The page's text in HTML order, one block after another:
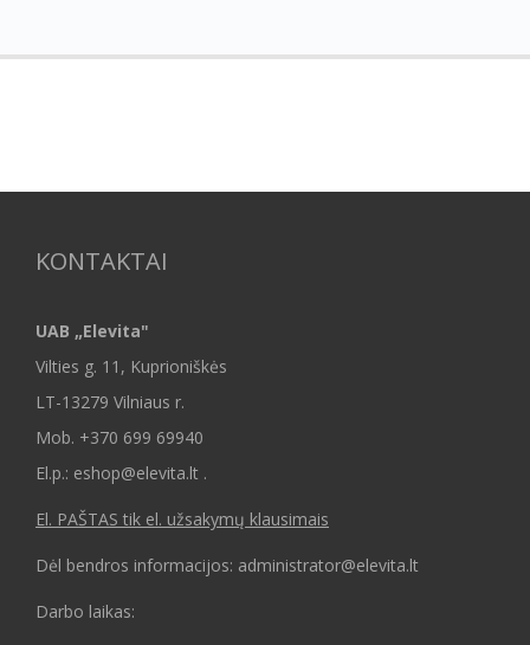
KONTAKTAI
UAB „Elevita"
Vilties g. 11, Kuprioniškės
LT-13279 Vilniaus r.
Mob. +370 699 69940
El.p.: eshop@elevita.lt .
El. PAŠTAS tik el. užsakymų klausimais
Dėl bendros informacijos: administrator@elevita.lt
Darbo laikas: